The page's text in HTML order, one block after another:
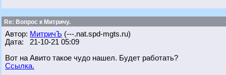
Re: Вопрос к Митричу.
Автор: МитричЪ (---.nat.spd-mgts.ru)
Дата: 21-10-21 05:09
Вот на Авито такое чудо нашел. Будет работать?
Ссылка.